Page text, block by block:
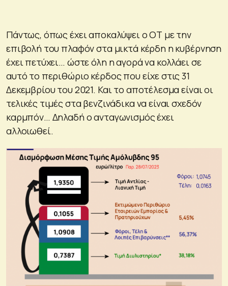
Πάντως, όπως έχει αποκαλύψει ο ΟΤ με την
επιβολή του πλαφόν στα μικτά κέρδη η κυβέρνηση
έχει πετύχει… ώστε όλη η αγορά να κολλάει σε
αυτό το περιθώριο κέρδος που είχε στις 31
Δεκεμβρίου του 2021. Και το αποτέλεσμα είναι οι
τελικές τιμές στα βενζινάδικα να είναι σχεδόν
καρμπόν… Δηλαδή ο ανταγωνισμός έχει
αλλοιωθεί.